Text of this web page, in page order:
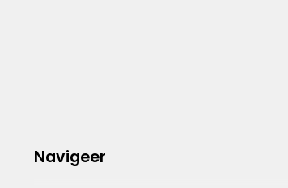
Navigeer